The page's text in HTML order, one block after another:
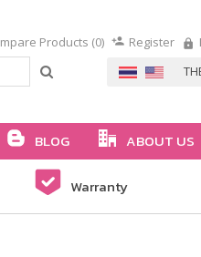
Products (0) Register
BLOG ABOUT US
Warranty